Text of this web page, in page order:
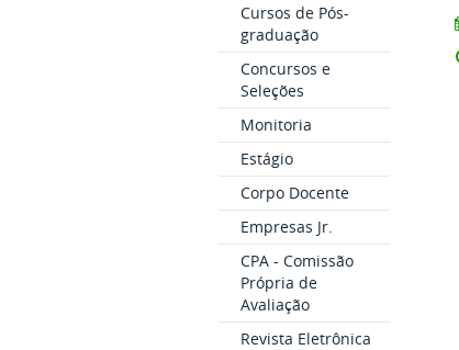
Cursos de Pós-
graduação
Concursos e
Seleções
Monitoria
Estágio
Corpo Docente
Empresas Jr.
CPA - Comissão
Própria de
Avaliação
Revista Eletrônica